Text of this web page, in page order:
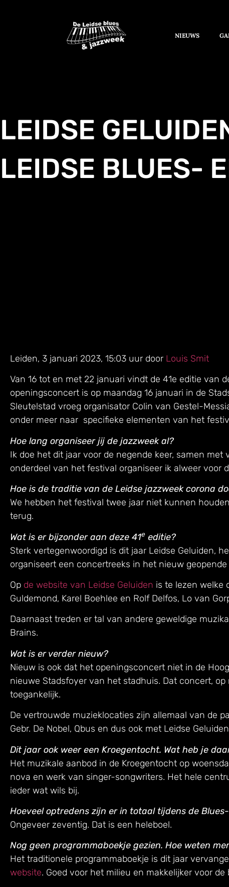
NIEUWS
LEIDSE
LEIDSE BLUES-
Leiden, 3 januari 2023, 15:03 uur door Louis Smit
Van 16 tot en met 22 januari vindt de 41e editie van
openingsconcert is op maandag 16 januari in de
Sleutelstad vroeg organisator Colin van Gestel-
onder meer naar specifieke elementen van het
Hoe lang organiseer jij de jazzweek al?
Ik doe het dit jaar voor de negende keer, samen met
onderdeel van het festival organiseer ik alweer voor
Hoe is de traditie van de Leidse jazzweek corona
We hebben het festival twee jaar niet kunnen
terug.
Wat is er bijzonder aan deze 41e editie?
Sterk vertegenwoordigd is dit jaar Leidse Geluiden,
organiseert een concertreeks in het nieuw
Op de website van Leidse Geluiden is te lezen welke
Guldemond, Karel Boehlee en Rolf Delfos, Lo van
Daarnaast treden er tal van andere geweldige
Brains.
Wat is er verder nieuw?
Nieuw is ook dat het openingsconcert niet in de
nieuwe Stadsfoyer van het stadhuis. Dat concert,
toegankelijk.
De vertrouwde muzieklocaties zijn allemaal van de
Gebr. De Nobel, Qbus en dus ook met Leidse
Dit jaar ook weer een Kroegentocht. Wat heb je
Het muzikale aanbod in de Kroegentocht op
nova en werk van singer-songwriters. Het hele
ieder wat wils bij.
Hoeveel optredens zijn er in totaal tijdens de
Ongeveer zeventig. Dat is een heleboel.
Nog geen programmaboekje gezien. Hoe weten
Het traditionele programmaboekje is dit jaar
website. Goed voor het milieu en makkelijker voor